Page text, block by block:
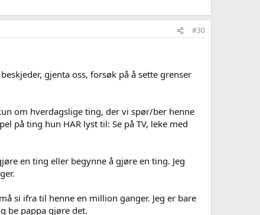
#30
gjenta oss, forsøk på å sette grenser
om hverdagslige ting, der vi spør/ber henne
på ting hun HAR lyst til: Se på TV, leke med
en ting eller begynne å gjøre en ting. Jeg
si ifra til henne en million ganger. Jeg er bare
be pappa gjøre det.